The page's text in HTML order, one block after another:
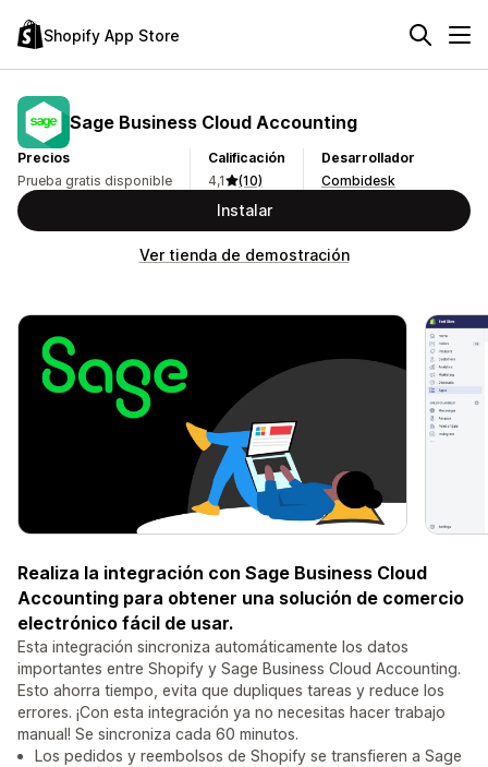
Shopify App Store
Sage Business Cloud Accounting
Precios
Prueba gratis disponible
Calificación
4,1
(10)
Desarrollador
Combidesk
Instalar
Ver tienda de demostración
Realiza la integración con Sage Business Cloud
Accounting para obtener una solución de comercio
electrónico fácil de usar.
Esta integración sincroniza automáticamente los datos
importantes entre Shopify y Sage Business Cloud Accounting.
Esto ahorra tiempo, evita que dupliques tareas y reduce los
errores. ¡Con esta integración ya no necesitas hacer trabajo
manual! Se sincroniza cada 60 minutos.
Los pedidos y reembolsos de Shopify se transfieren a Sage